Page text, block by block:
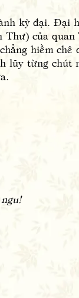
kỳ đại.
của
hiềm
từng chút